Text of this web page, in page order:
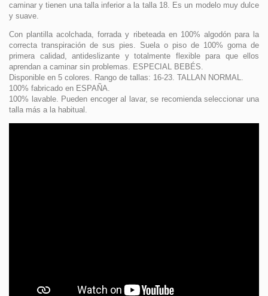
caminar y tienen una talla inferior a la talla 18. Es un modelo muy dulce
y suave.
Con plantilla acolchada, forrada y ribeteada en 100% algodón para la
correcta transpiración de sus pies. Suela o piso de 100% goma de
primera calidad, antideslizante y totalmente flexible para que ellos
aprendan a caminar sin problemas. ESPECIAL BEBÉS.
Disponible en 5 colores. Rango de tallas: 16-23. TALLAN NORMAL.
100% fabricado en ESPAÑA.
100% lavable. Pueden encoger al lavar, se recomienda seleccionar una
talla más a la habitual.